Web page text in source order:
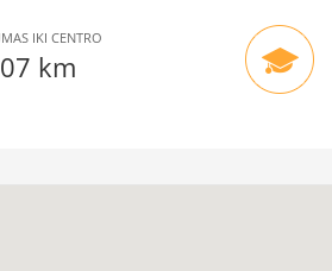
IKI CENTRO
km